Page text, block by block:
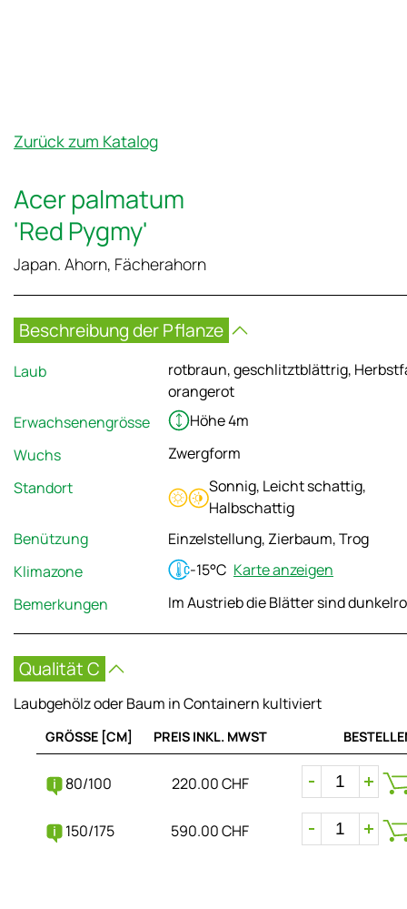
Zurück zum Katalog
Acer palmatum
'Red Pygmy'
Japan. Ahorn, Fächerahorn
Beschreibung der Pflanze
Laub
rotbraun, geschlitztblättrig,
orangerot
Erwachsenengrösse
Höhe 4m
Wuchs
Zwergform
Standort
Sonnig, Leicht schattig,
Halbschattig
Benützung
Einzelstellung, Zierbaum, Trog
Klimazone
-15°C Karte anzeigen
Bemerkungen
Im Austrieb die Blätter sind
Qualität C
Laubgehölz oder Baum in Containern kultiviert
GRÖSSE [CM] PREIS INKL. MWST
80/100 220.00 CHF
150/175 590.00 CHF